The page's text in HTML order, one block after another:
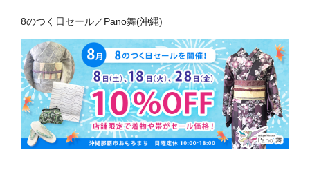
8のつく日セール／Pano舞(沖縄)